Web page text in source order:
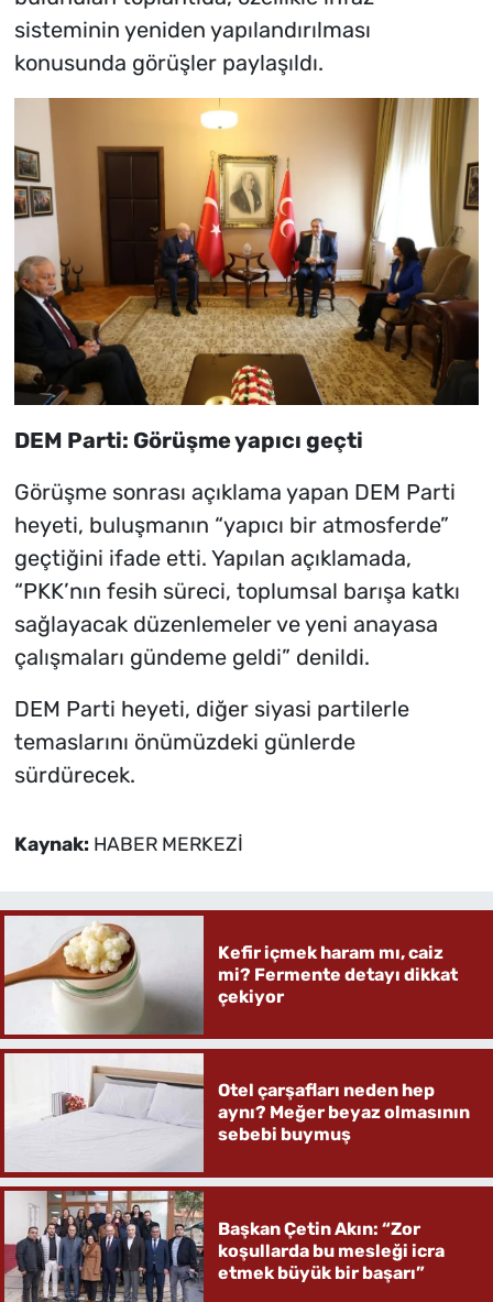
sisteminin yeniden yapılandırılması
konusunda görüşler paylaşıldı.
DEM Parti: Görüşme yapıcı geçti
Görüşme sonrası açıklama yapan DEM Parti
heyeti, buluşmanın “yapıcı bir atmosferde”
geçtiğini ifade etti. Yapılan açıklamada,
“PKK’nın fesih süreci, toplumsal barışa katkı
sağlayacak düzenlemeler ve yeni anayasa
çalışmaları gündeme geldi” denildi.
DEM Parti heyeti, diğer siyasi partilerle
temaslarını önümüzdeki günlerde
sürdürecek.
Kaynak: HABER MERKEZİ
Kefir içmek haram mı, caiz
mi? Fermente detayı dikkat
çekiyor
Otel çarşafları neden hep
aynı? Meğer beyaz olmasının
sebebi buymuş
Başkan Çetin Akın: “Zor
koşullarda bu mesleği icra
etmek büyük bir başarı”